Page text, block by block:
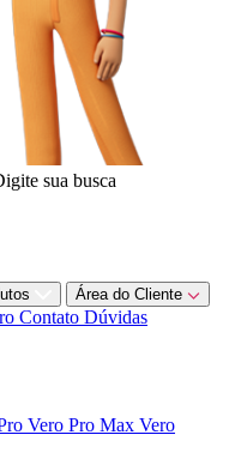
sua busca
Área do Cliente
Contato Dúvidas
Vero Pro Max Vero